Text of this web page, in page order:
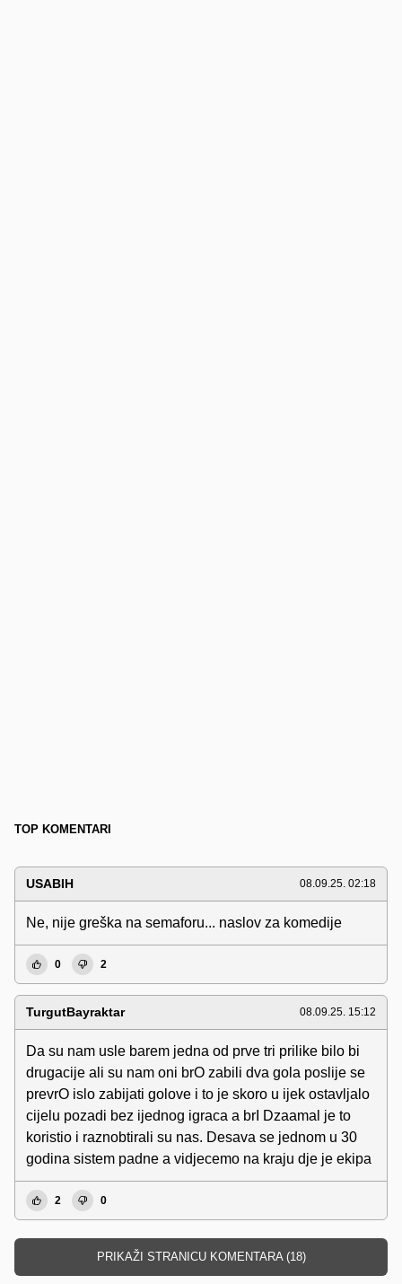
TOP KOMENTARI
USABIH 08.09.25. 02:18
Ne, nije greška na semaforu... naslov za komedije
0 2
TurgutBayraktar 08.09.25. 15:12
Da su nam usle barem jedna od prve tri prilike bilo bi
drugacije ali su nam oni brO zabili dva gola poslije se
prevrO islo zabijati golove i to je skoro u ijek ostavljalo
cijelu pozadi bez ijednog igraca a brI Dzaamal je to
koristio i raznobtirali su nas. Desava se jednom u 30
godina sistem padne a vidjecemo na kraju dje je ekipa
2 0
PRIKAŽI STRANICU KOMENTARA (18)